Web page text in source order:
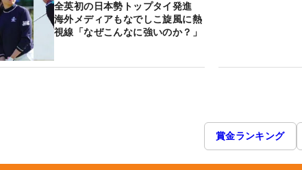
全英初の日本勢トップタイ発進
海外メディアもなでしこ旋風に熱
視線「なぜこんなに強いのか？」
賞金ランキング